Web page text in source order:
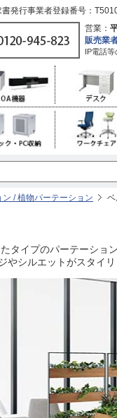
発行事業者登録番号：
営業：
販売業
IP電話等
/ 植物パーテーション ベ
イプのパーテーシ
シルエットがスタイ